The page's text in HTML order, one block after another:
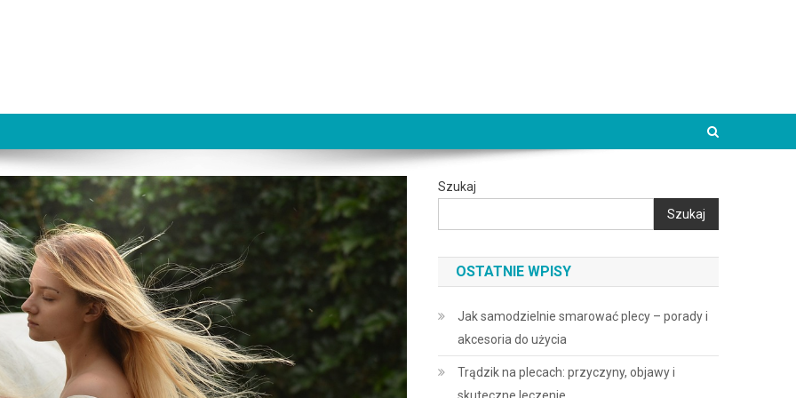
Szukaj
Szukaj
OSTATNIE WPISY
Jak samodzielnie smarować plecy – porady i
akcesoria do użycia
Trądzik na plecach: przyczyny, objawy i